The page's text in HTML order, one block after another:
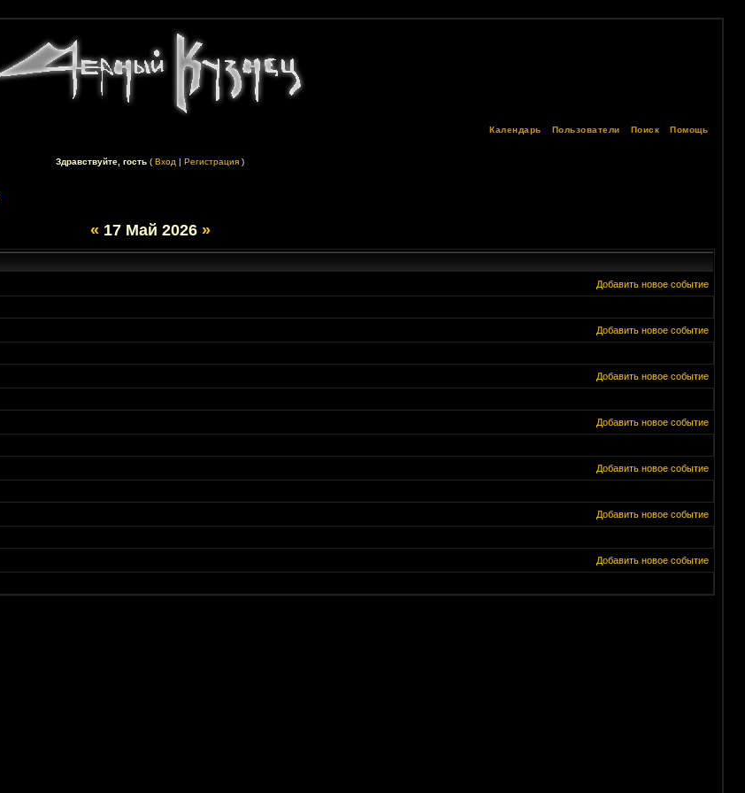
Помощь
Поиск
Пользователи
Календарь
Здравствуйте, гость (Вход |Регистрация )
« 17 Май 2026 »
Добавить новое событие
Добавить новое событие
Добавить новое событие
Добавить новое событие
Добавить новое событие
Добавить новое событие
Добавить новое событие